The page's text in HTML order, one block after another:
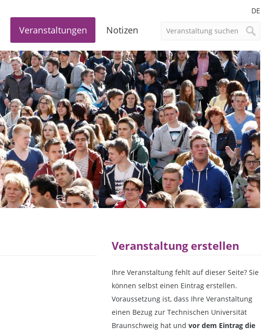
DE
Veranstaltungen Notizen
Veranstaltung erstellen
Ihre Veranstaltung fehlt auf dieser Seite? Sie
können selbst einen Eintrag erstellen.
Voraussetzung ist, dass Ihre Veranstaltung
einen Bezug zur Technischen Universität
Braunschweig hat undvor dem Eintrag die